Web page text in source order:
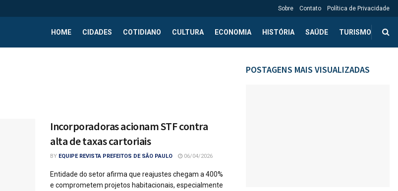
Sobre Contato Política de Privacidade
HOME CIDADES COTIDIANO CULTURA ECONOMIA HISTÓRIA SAÚDE TURISMO
Incorporadoras acionam STF contra
alta de taxas cartoriais
BY EQUIPE REVISTA PREFEITOS DE SÃO PAULO 06/04/2026
Entidade do setor afirma que reajustes chegam a 400%
e comprometem projetos habitacionais, especialmente
POSTAGENS MAIS VISUALIZADAS